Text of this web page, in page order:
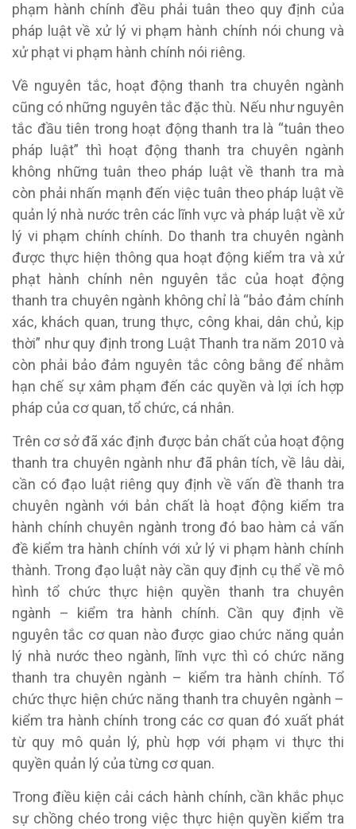
phạm hành chính đều phải tuân theo quy định của
pháp luật về xử lý vi phạm hành chính nói chung và
xử phạt vi phạm hành chính nói riêng.
Về nguyên tắc, hoạt động thanh tra chuyên ngành
cũng có những nguyên tắc đặc thù. Nếu như nguyên
tắc đầu tiên trong hoạt động thanh tra là “tuân theo
pháp luật” thì hoạt động thanh tra chuyên ngành
không những tuân theo pháp luật về thanh tra mà
còn phải nhấn mạnh đến việc tuân theo pháp luật về
quản lý nhà nước trên các lĩnh vực và pháp luật về xử
lý vi phạm chính chính. Do thanh tra chuyên ngành
được thực hiện thông qua hoạt động kiểm tra và xử
phạt hành chính nên nguyên tắc của hoạt động
thanh tra chuyên ngành không chỉ là “bảo đảm chính
xác, khách quan, trung thực, công khai, dân chủ, kịp
thời” như quy định trong Luật Thanh tra năm 2010 và
còn phải bảo đảm nguyên tắc công bằng để nhằm
hạn chế sự xâm phạm đến các quyền và lợi ích hợp
pháp của cơ quan, tổ chức, cá nhân.
Trên cơ sở đã xác định được bản chất của hoạt động
thanh tra chuyên ngành như đã phân tích, về lâu dài,
cần có đạo luật riêng quy định về vấn đề thanh tra
chuyên ngành với bản chất là hoạt động kiểm tra
hành chính chuyên ngành trong đó bao hàm cả vấn
đề kiểm tra hành chính với xử lý vi phạm hành chính
thành. Trong đạo luật này cần quy định cụ thể về mô
hình tổ chức thực hiện quyền thanh tra chuyên
ngành – kiểm tra hành chính. Cần quy định về
nguyên tắc cơ quan nào được giao chức năng quản
lý nhà nước theo ngành, lĩnh vực thì có chức năng
thanh tra chuyên ngành – kiểm tra hành chính. Tổ
chức thực hiện chức năng thanh tra chuyên ngành –
kiểm tra hành chính trong các cơ quan đó xuất phát
từ quy mô quản lý, phù hợp với phạm vi thực thi
quyền quản lý của từng cơ quan.
Trong điều kiện cải cách hành chính, cần khắc phục
sự chồng chéo trong việc thực hiện quyền kiểm tra